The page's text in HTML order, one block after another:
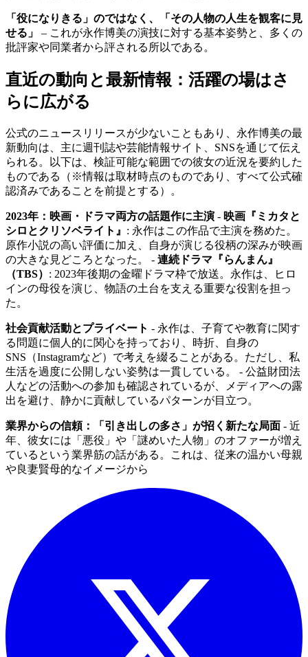
「役になりきる」のではなく、「その人物の人生を観客に見
せる」
– これが永作博美の演技に対する基本姿勢と、多くの
批評家や同業者から評される所以である。
直近の動向と最新情報：活躍の場はさ
らに広がる
公式のニュースリリースが少ないこともあり、永作博美の最
新動向は、主に週刊誌や芸能情報サイト、SNSを通じて伝え
られる。以下は、検証可能な範囲での彼女の近況を要約した
ものである（※情報は取材時点のものであり、すべて公式確
認済みであることを前提とする）。
2023年：映画・ドラマ両方の話題作に主演 - 映画『ミカタと
シロとクリソベライト』 : 永作はこの作品で主演を務めた。
原作小説の高い評価に加え、自身が演じる役柄の深みが映画
の大きな見どころとなった。 - 連続ドラマ『らんまん』
（TBS） : 2023年後期の金曜ドラマ枠で放送。永作は、ヒロ
インの母役を演じ、物語の土台を支える重要な役割を担っ
た。
社会貢献活動とプライベート - 永作は、子育てや教育に関す
る問題に個人的に関心を持っており、時折、自身の
SNS（Instagramなど）で考えを綴ることがある。ただし、私
生活を過度に公開しない姿勢は一貫している。 - 公益財団法
人などの活動への参加も確認されているが、メディアへの露
出を避け、静かに貢献しているパターンが目立つ。
業界からの信頼：「引き出しの多さ」が招く新たな局面 - 近
年、彼女には「悪役」や「謎めいた人物」のオファーが増え
ているという業界筋の話がある。これは、従来の温かい母親
や良妻賢母的なイメージから